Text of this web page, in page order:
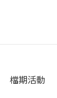
檔期活動